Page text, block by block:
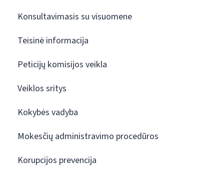
Konsultavimasis su visuomene
Teisinė informacija
Peticijų komisijos veikla
Veiklos sritys
Kokybės vadyba
Mokesčių administravimo procedūros
Korupcijos prevencija